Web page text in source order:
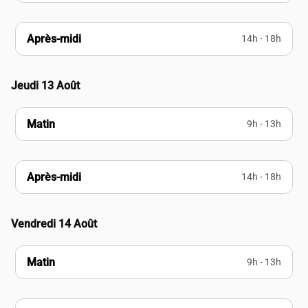
Après-midi 14h - 18h
Jeudi 13 Août
Matin 9h - 13h
Après-midi 14h - 18h
Vendredi 14 Août
Matin 9h - 13h